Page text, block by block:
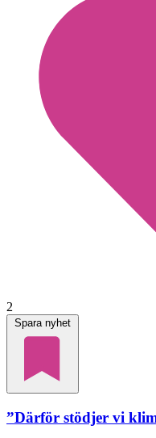
2
Spara nyhet
”Därför stödjer vi